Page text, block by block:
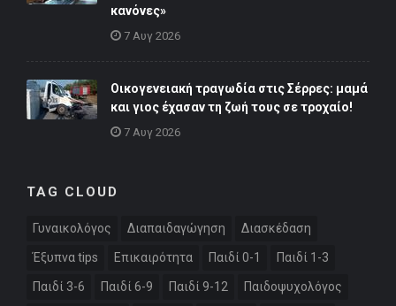
κανόνες»
7 Αυγ 2026
Οικογενειακή τραγωδία στις Σέρρες: μαμά
και γιος έχασαν τη ζωή τους σε τροχαίο!
7 Αυγ 2026
TAG CLOUD
Γυναικολόγος Διαπαιδαγώγηση Διασκέδαση
Έξυπνα tips Επικαιρότητα Παιδί 0-1 Παιδί 1-3
Παιδί 3-6 Παιδί 6-9 Παιδί 9-12 Παιδοψυχολόγος